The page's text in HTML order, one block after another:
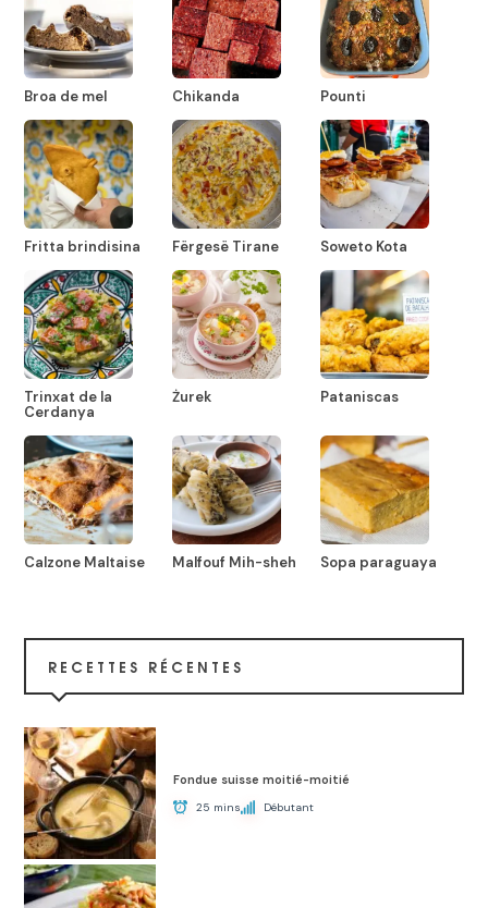
Broa de mel Chikanda Pounti
Fritta brindisina Fërgesë Tirane Soweto Kota
Trinxat de la
Cerdanya
Żurek Pataniscas
Calzone Maltaise Malfouf Mih-sheh Sopa paraguaya
RECETTES RÉCENTES
Fondue suisse moitié-moitié
25 mins Débutant